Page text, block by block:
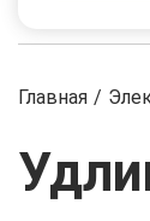
Главная /